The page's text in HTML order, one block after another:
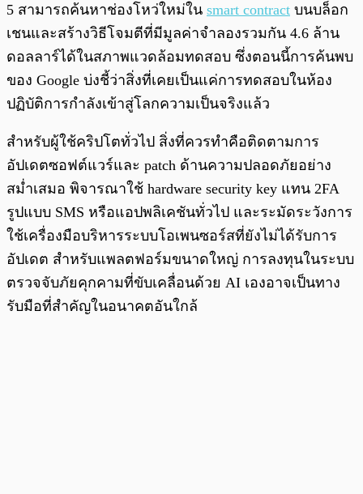
5 สามารถค้นหาช่องโหว่ใหม่ใน smart contract บนบล็อก
เชนและสร้างวิธีโจมตีที่มีมูลค่าจำลองรวมกัน 4.6 ล้าน
ดอลลาร์ได้ในสภาพแวดล้อมทดสอบ ซึ่งตอนนี้การค้นพบ
ของ Google บ่งชี้ว่าสิ่งที่เคยเป็นแค่การทดสอบในห้อง
ปฏิบัติการกำลังเข้าสู่โลกความเป็นจริงแล้ว
สำหรับผู้ใช้คริปโตทั่วไป สิ่งที่ควรทำคือติดตามการ
อัปเดตซอฟต์แวร์และ patch ด้านความปลอดภัยอย่าง
สม่ำเสมอ พิจารณาใช้ hardware security key แทน 2FA
รูปแบบ SMS หรือแอปพลิเคชันทั่วไป และระมัดระวังการ
ใช้เครื่องมือบริหารระบบโอเพนซอร์สที่ยังไม่ได้รับการ
อัปเดต สำหรับแพลตฟอร์มขนาดใหญ่ การลงทุนในระบบ
ตรวจจับภัยคุกคามที่ขับเคลื่อนด้วย AI เองอาจเป็นทาง
รับมือที่สำคัญในอนาคตอันใกล้